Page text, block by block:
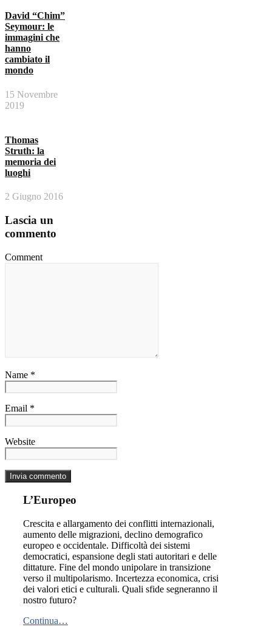
David “Chim”
Seymour: le
immagini che
hanno
cambiato il
mondo
15 Novembre
2019
Thomas
Struth: la
memoria dei
luoghi
2 Giugno 2016
Lascia un
commento
Comment
Name *
Email *
Website
L’Europeo
Crescita e allargamento dei conflitti internazionali,
aumento delle migrazioni, declino demografico
europeo e occidentale. Difficoltà dei sistemi
democratici, espansione degli stati autoritari e delle
dittature. Fine del mondo unipolare in transizione
verso il multipolarismo. Incertezza economica, crisi
dei valori etici e culturali. Quali sfide segneranno il
nostro futuro?
Continua…